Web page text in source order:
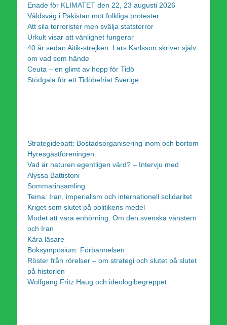
Enade för KLIMATET den 22, 23 augusti 2026
Våldsvåg i Pakistan mot folkliga protester
Att sila terrorister men svälja statsterror
Urkult visar att vänlighet fungerar
40 år sedan Aitik-strejken: Lars Karlsson skriver själv
om vad som hände
Ceuta – en glimt av hopp för Tidö
Stödgala för ett Tidöbefriat Sverige
Strategidebatt: Bostadsorganisering inom och bortom
Hyresgästföreningen
Vad är naturen egentligen värd? – Intervju med
Alyssa Battistoni
Sommarinsamling
Tema: Iran, imperialism och internationell solidaritet
Kriget som slutet på politikens medel
Modet att vara enhörning: Om den svenska vänstern
och Iran
Kära läsare
Boksymposium: Förbannelsen
Röster från rörelser – om strategi och slutet på slutet
på historien
Wolfgang Fritz Haug och ideologibegreppet